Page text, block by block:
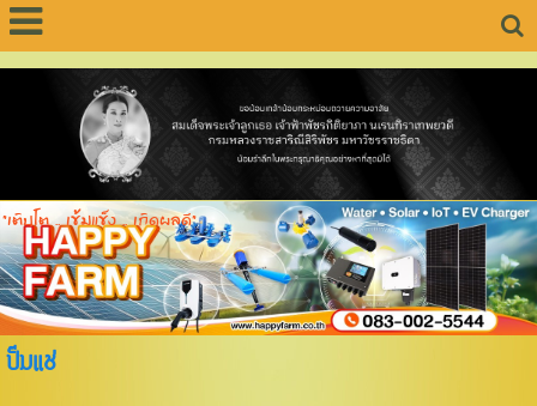
"เติบโต .. เข้มแข็ง .. เกิดผลดี"
ปั๊มแช่